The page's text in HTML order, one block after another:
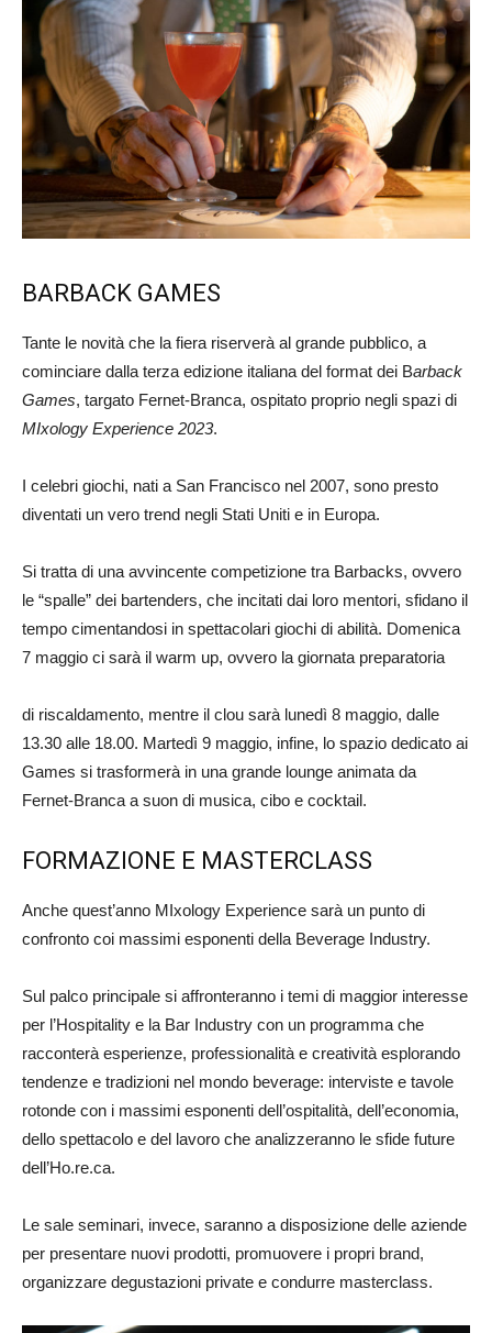
BARBACK GAMES
Tante le novità che la fiera riserverà al grande pubblico, a
cominciare dalla terza edizione italiana del format dei Barback
Games, targato Fernet-Branca, ospitato proprio negli spazi di
MIxology Experience 2023.
I celebri giochi, nati a San Francisco nel 2007, sono presto
diventati un vero trend negli Stati Uniti e in Europa.
Si tratta di una avvincente competizione tra Barbacks, ovvero
le “spalle” dei bartenders, che incitati dai loro mentori, sfidano il
tempo cimentandosi in spettacolari giochi di abilità. Domenica
7 maggio ci sarà il warm up, ovvero la giornata preparatoria
di riscaldamento, mentre il clou sarà lunedì 8 maggio, dalle
13.30 alle 18.00. Martedì 9 maggio, infine, lo spazio dedicato ai
Games si trasformerà in una grande lounge animata da
Fernet-Branca a suon di musica, cibo e cocktail.
FORMAZIONE E MASTERCLASS
Anche quest’anno MIxology Experience sarà un punto di
confronto coi massimi esponenti della Beverage Industry.
Sul palco principale si affronteranno i temi di maggior interesse
per l’Hospitality e la Bar Industry con un programma che
racconterà esperienze, professionalità e creatività esplorando
tendenze e tradizioni nel mondo beverage: interviste e tavole
rotonde con i massimi esponenti dell’ospitalità, dell’economia,
dello spettacolo e del lavoro che analizzeranno le sfide future
dell’Ho.re.ca.
Le sale seminari, invece, saranno a disposizione delle aziende
per presentare nuovi prodotti, promuovere i propri brand,
organizzare degustazioni private e condurre masterclass.